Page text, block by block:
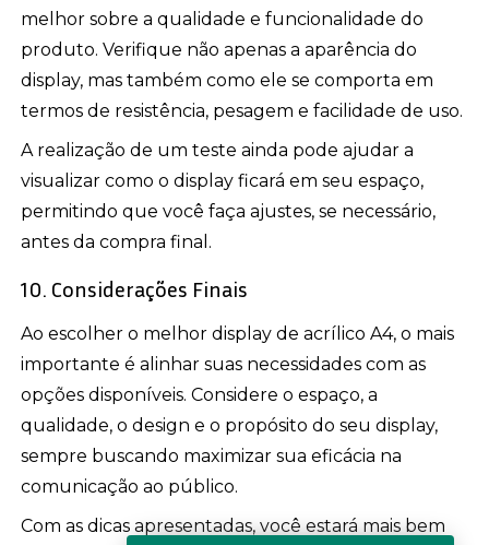
melhor sobre a qualidade e funcionalidade do
produto. Verifique não apenas a aparência do
display, mas também como ele se comporta em
termos de resistência, pesagem e facilidade de uso.
A realização de um teste ainda pode ajudar a
visualizar como o display ficará em seu espaço,
permitindo que você faça ajustes, se necessário,
antes da compra final.
10. Considerações Finais
Ao escolher o melhor display de acrílico A4, o mais
importante é alinhar suas necessidades com as
opções disponíveis. Considere o espaço, a
qualidade, o design e o propósito do seu display,
sempre buscando maximizar sua eficácia na
comunicação ao público.
Com as dicas apresentadas, você estará mais bem